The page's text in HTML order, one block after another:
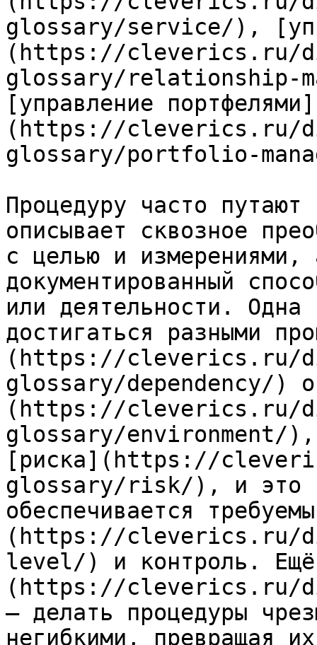
glossary/service/),
(https://cleverics.ru/
glossary/relationship-
[управление портфелями]
(https://cleverics.ru/
glossary/portfolio-
Процедуру часто
описывает сквозное
с целью и измерениями,
документированный
или деятельности.
достигаться разными
(https://cleverics.ru/
glossary/dependency/)
(https://cleverics.ru/
glossary/environment/),
[риска](https://
glossary/risk/), и это
обеспечивается
(https://cleverics.ru/
level/) и контроль. Ещё
(https://cleverics.ru/
— делать процедуры
негибкими, превращая